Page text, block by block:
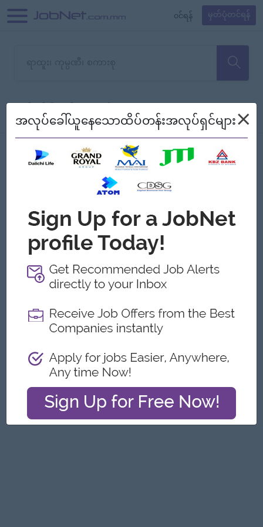
၀င်ရန် မှတ်ပုံတင်ရန်
သော အလုပ်မရှိသေးပါ။
စစ်ရန် စဉ်၍ကြည့်မည်
Myanmar
အလုပ်ခေါ်ယူနေသောထိပ်တန်းအလုပ်ရှင်များ×